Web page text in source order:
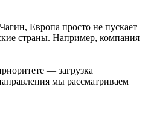
Европа просто не пускает
страны. Например, компания
— загрузка
мы рассматриваем